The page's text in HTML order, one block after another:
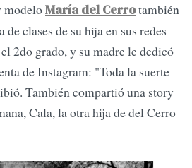
modeloMaría del Cerrotambién
clases de su hija en sus redes
2do grado, y su madre le dedicó
de Instagram: "Toda la suerte
También compartió una story
Cala, la otra hija de del Cerro